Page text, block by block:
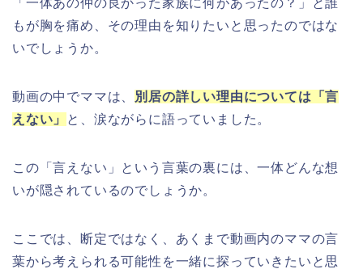
「一体あの仲の良かった家族に何があったの？」と誰
もが胸を痛め、その理由を知りたいと思ったのではな
いでしょうか。
動画の中でママは、
別居の詳しい理由については「言
えない」
と、涙ながらに語っていました。
この「言えない」という言葉の裏には、一体どんな想
いが隠されているのでしょうか。
ここでは、断定ではなく、あくまで動画内のママの言
葉から考えられる可能性を一緒に探っていきたいと思